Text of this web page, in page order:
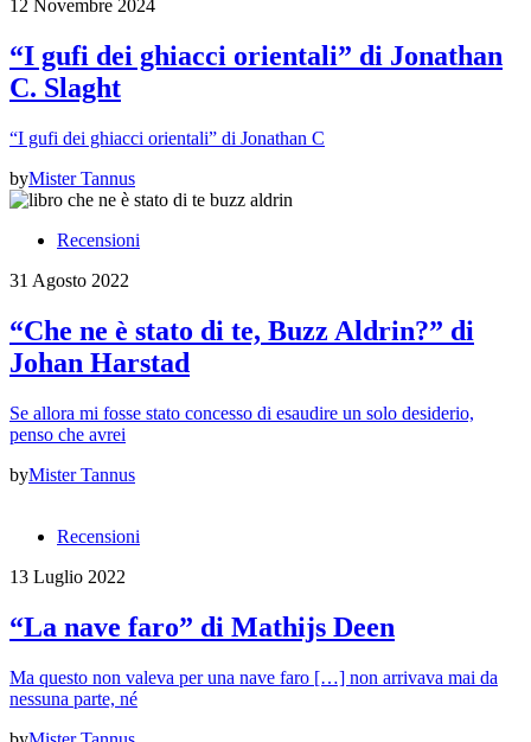
12 Novembre 2024
“I gufi dei ghiacci orientali” di Jonathan
C. Slaght
“I gufi dei ghiacci orientali” di Jonathan C
byMister Tannus
Recensioni
31 Agosto 2022
“Che ne è stato di te, Buzz Aldrin?” di
Johan Harstad
Se allora mi fosse stato concesso di esaudire un solo desiderio,
penso che avrei
byMister Tannus
Recensioni
13 Luglio 2022
“La nave faro” di Mathijs Deen
Ma questo non valeva per una nave faro […] non arrivava mai da
nessuna parte, né